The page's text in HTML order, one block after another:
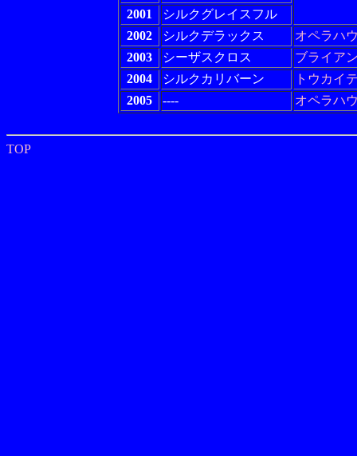
2001
シルクグレイスフル
2002
シルクデラックス
オペラハ
2003
シーザスクロス
ブライア
2004
シルクカリバーン
トウカイ
2005
---- オペラハ
TOP